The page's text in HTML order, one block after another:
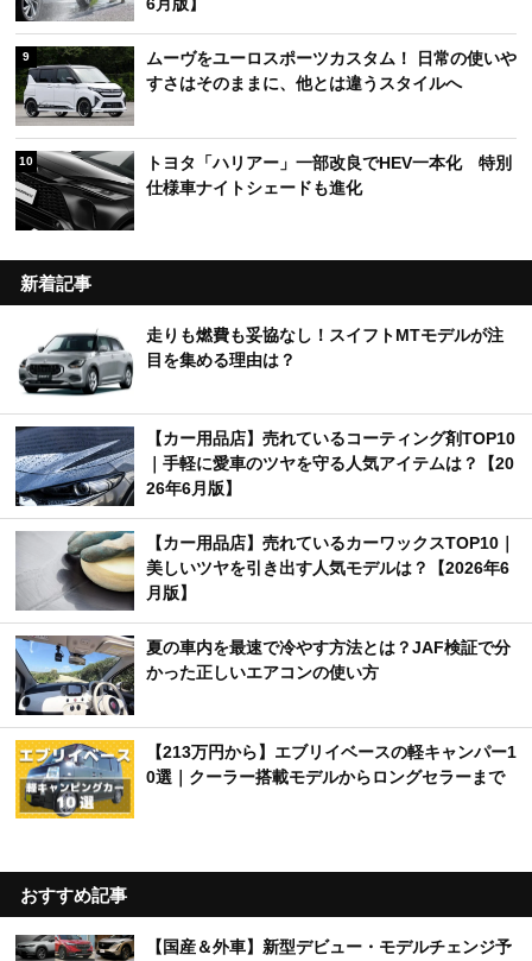
6月版】
9
ムーヴをユーロスポーツカスタム！ 日常の使いや
すさはそのままに、他とは違うスタイルへ
10
トヨタ「ハリアー」一部改良でHEV一本化 特別
仕様車ナイトシェードも進化
新着記事
走りも燃費も妥協なし！スイフトMTモデルが注
目を集める理由は？
【カー用品店】売れているコーティング剤TOP10
｜手軽に愛車のツヤを守る人気アイテムは？【20
26年6月版】
【カー用品店】売れているカーワックスTOP10｜
美しいツヤを引き出す人気モデルは？【2026年6
月版】
夏の車内を最速で冷やす方法とは？JAF検証で分
かった正しいエアコンの使い方
【213万円から】エブリイベースの軽キャンパー1
0選｜クーラー搭載モデルからロングセラーまで
おすすめ記事
【国産＆外車】新型デビュー・モデルチェンジ予